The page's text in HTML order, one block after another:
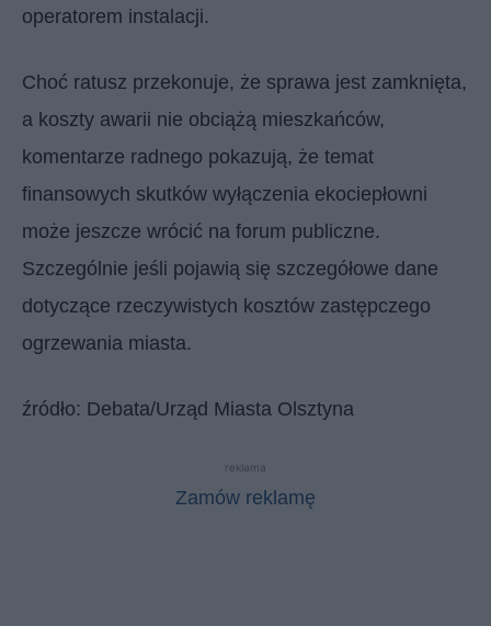
operatorem instalacji.
Choć ratusz przekonuje, że sprawa jest zamknięta,
a koszty awarii nie obciążą mieszkańców,
komentarze radnego pokazują, że temat
finansowych skutków wyłączenia ekociepłowni
może jeszcze wrócić na forum publiczne.
Szczególnie jeśli pojawią się szczegółowe dane
dotyczące rzeczywistych kosztów zastępczego
ogrzewania miasta.
źródło: Debata/Urząd Miasta Olsztyna
reklama
Zamów reklamę